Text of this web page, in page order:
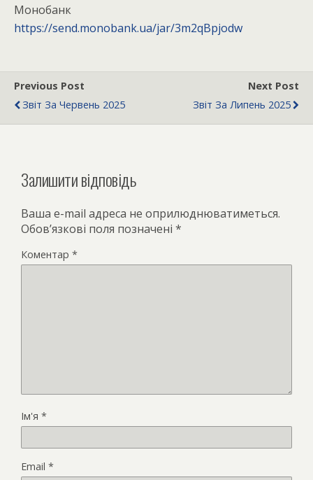
Монобанк
https://send.monobank.ua/jar/3m2qBpjodw
Previous Post
Звіт За Червень 2025
Next Post
Звіт За Липень 2025
Залишити відповідь
Ваша e-mail адреса не оприлюднюватиметься.
Обов’язкові поля позначені *
Коментар *
Ім'я *
Email *